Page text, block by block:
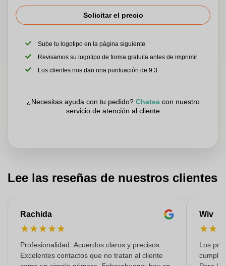
Solicitar el precio
Sube tu logotipo en la página siguiente
Revisamos su logotipo de forma gratuita antes de imprimir
Los clientes nos dan una puntuación de 9.3
¿Necesitas ayuda con tu pedido? Chateacon nuestro
servicio de atención al cliente
Lee las reseñas de nuestros clientes
Rachida
★★★★★
Profesionalidad. Acuerdos claros y precisos.
Excelentes contactos que no tratan al cliente
Wiv
★★
Los